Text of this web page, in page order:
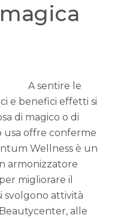
A sentire le
e benefici effetti si
di magico o di
usa offre conferme
Wellness è un
armonizzatore
migliorare il
svolgono attività
alle